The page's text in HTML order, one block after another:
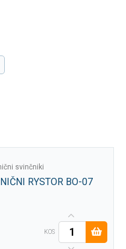
svinčniki
RYSTOR BO-07
KOS